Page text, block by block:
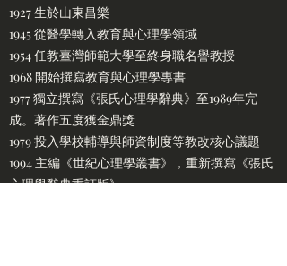
1927 生於山東昌樂
1945 從醫學轉入教育與心理學領域
1954 任教臺灣師範大學至終身職名譽教授
1968 開始撰寫教育與心理學專書
1977 獨立撰寫《張氏心理學辭典》至1989年完
成。著作五度獲金鼎獎
1979 投入學校輔導與師資制度等教改核心議題
1994 主編《世紀心理學叢書》，重新撰寫《張氏
心理學辭典重訂版》